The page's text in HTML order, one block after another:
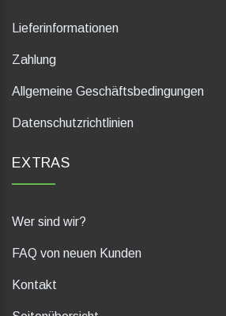
Lieferinformationen
Zahlung
Allgemeine Geschäftsbedingungen
Datenschutzrichtlinien
EXTRAS
Wer sind wir?
FAQ von neuen Kunden
Kontakt